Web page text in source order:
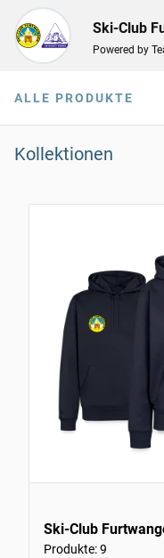
Ski-Club
Shop
Powered by
ALLE PRODUKTE
Kollektionen
Ski-Club
Produkte: 9